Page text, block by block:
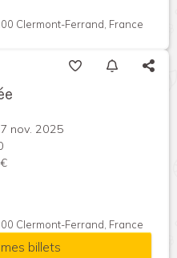
Clermont-Ferrand, France
nov. 2025
Clermont-Ferrand, France
billets